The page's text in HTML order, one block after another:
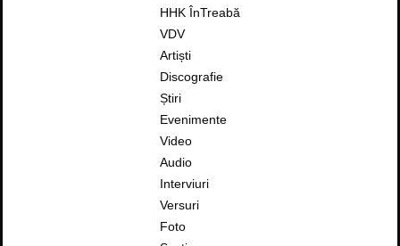
HHK ÎnTreabă
VDV
Artiști
Discografie
Știri
Evenimente
Video
Audio
Interviuri
Versuri
Foto